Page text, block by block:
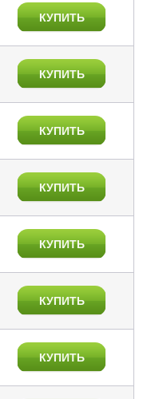
КУПИТЬ
КУПИТЬ
КУПИТЬ
КУПИТЬ
КУПИТЬ
КУПИТЬ
КУПИТЬ